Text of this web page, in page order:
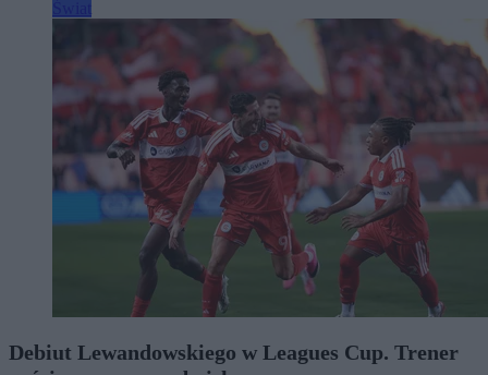
Debiut Lewandowskiego w Leagues Cup. Trener